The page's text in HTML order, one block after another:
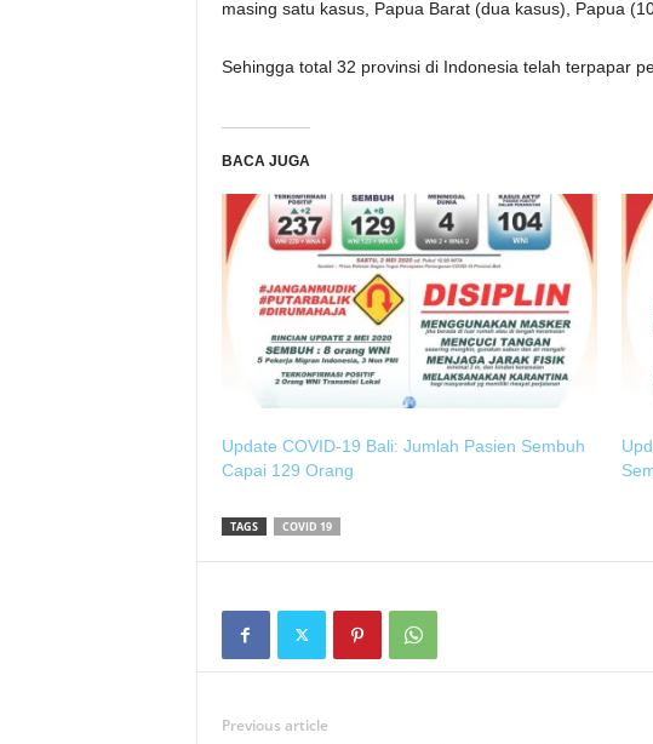
masing satu kasus, Papua Barat (dua kasus), Papua
Sehingga total 32 provinsi di Indonesia telah terpapar
BACA JUGA
Update COVID-19 Bali: Jumlah Pasien Sembuh
Capai 129 Orang
TAGS COVID 19
Previous article